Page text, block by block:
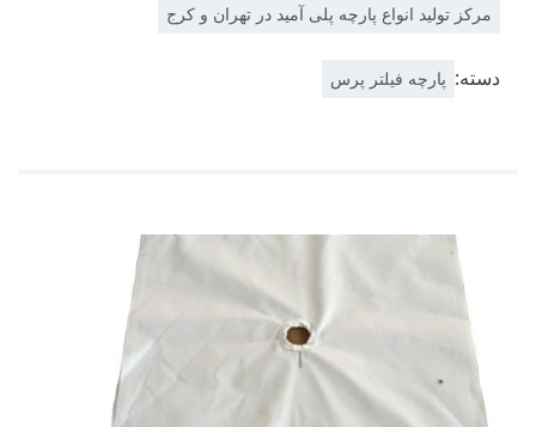
مرکز تولید انواع پارچه پلی آمید در تهران و کرج
دسته: پارچه فیلتر پرس